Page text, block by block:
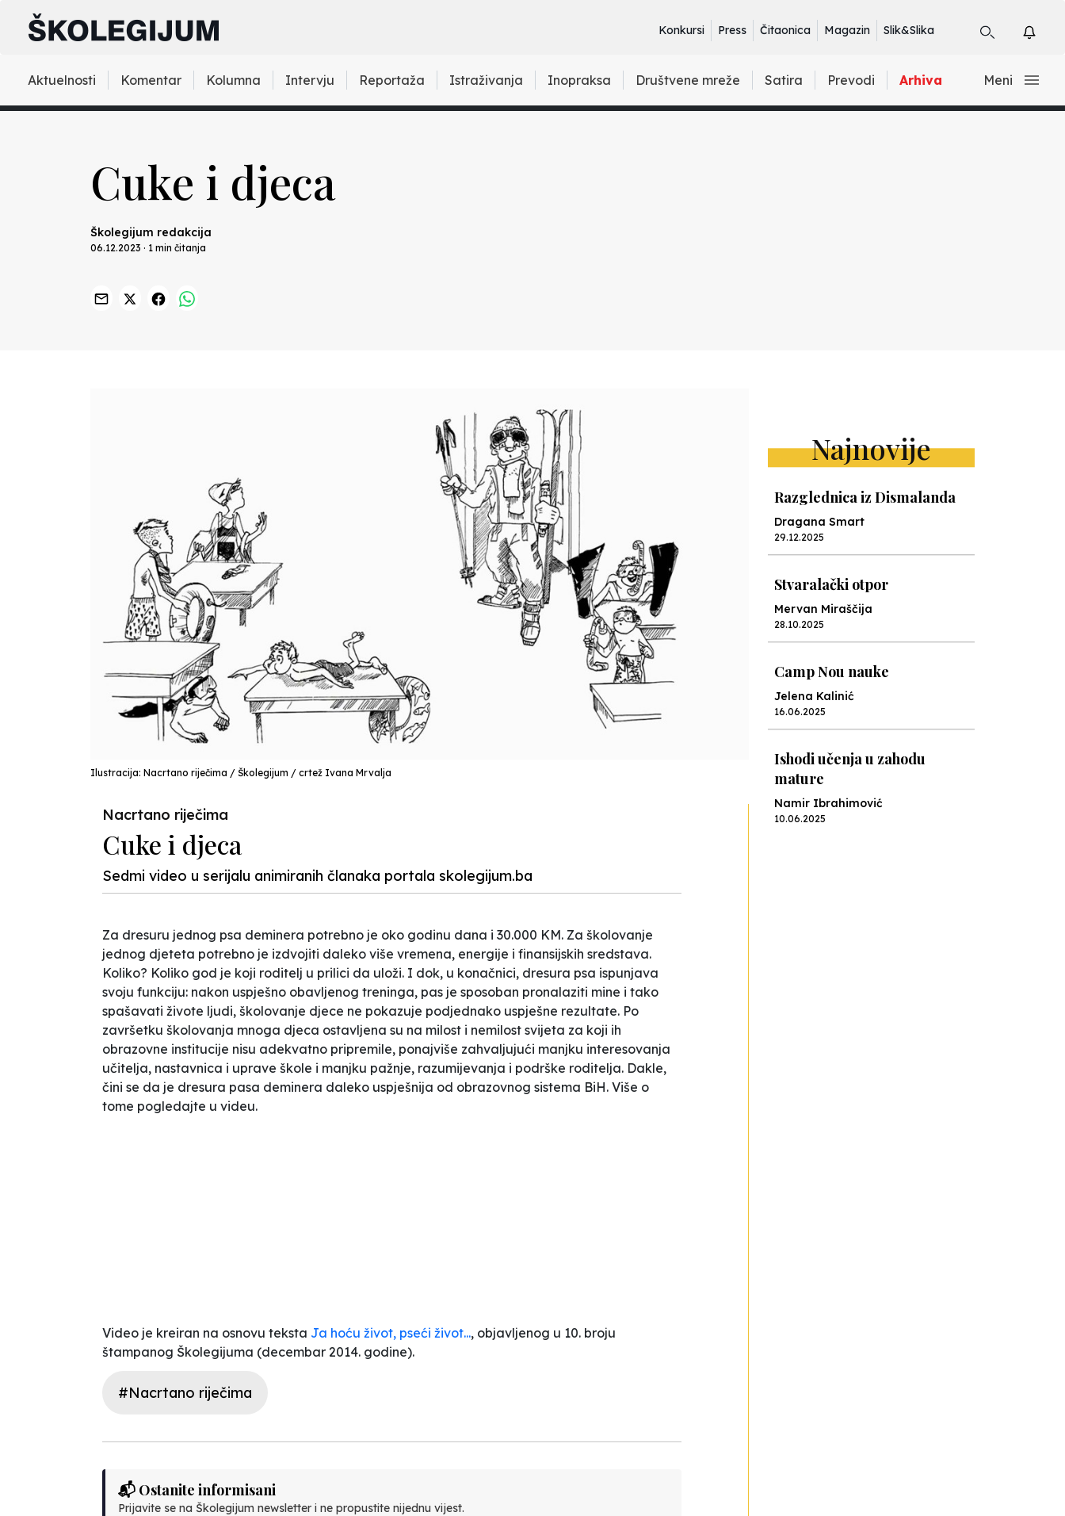
Konkursi Press Čitaonica Magazin Slik&Slika
Aktuelnosti Komentar Kolumna Intervju Reportaža Istraživanja Inopraksa Društvene mreže Satira Prevodi Arhiva Meni
Cuke i djeca
Školegijum redakcija
06.12.2023 · 1 min čitanja
Ilustracija: Nacrtano riječima / Školegijum / crtež Ivana Mrvalja
Nacrtano riječima
Cuke i djeca
Sedmi video u serijalu animiranih članaka portala skolegijum.ba
Za dresuru jednog psa deminera potrebno je oko godinu dana i 30.000 KM. Za školovanje
jednog djeteta potrebno je izdvojiti daleko više vremena, energije i finansijskih sredstava.
Koliko? Koliko god je koji roditelj u prilici da uloži. I dok, u konačnici, dresura psa ispunjava
svoju funkciju: nakon uspješno obavljenog treninga, pas je sposoban pronalaziti mine i tako
spašavati živote ljudi, školovanje djece ne pokazuje podjednako uspješne rezultate. Po
završetku školovanja mnoga djeca ostavljena su na milost i nemilost svijeta za koji ih
obrazovne institucije nisu adekvatno pripremile, ponajviše zahvaljujući manjku interesovanja
učitelja, nastavnica i uprave škole i manjku pažnje, razumijevanja i podrške roditelja. Dakle,
čini se da je dresura pasa deminera daleko uspješnija od obrazovnog sistema BiH. Više o
tome pogledajte u videu.
Video je kreiran na osnovu teksta Ja hoću život, pseći život..., objavljenog u 10. broju
štampanog Školegijuma (decembar 2014. godine).
#Nacrtano riječima
📬 Ostanite informisani
Prijavite se na Školegijum newsletter i ne propustite nijednu vijest.
Najnovije
Razglednica iz Dismalanda
Dragana Smart
29.12.2025
Stvaralački otpor
Mervan Miraščija
28.10.2025
Camp Nou nauke
Jelena Kalinić
16.06.2025
Ishodi učenja u zahodu
mature
Namir Ibrahimović
10.06.2025